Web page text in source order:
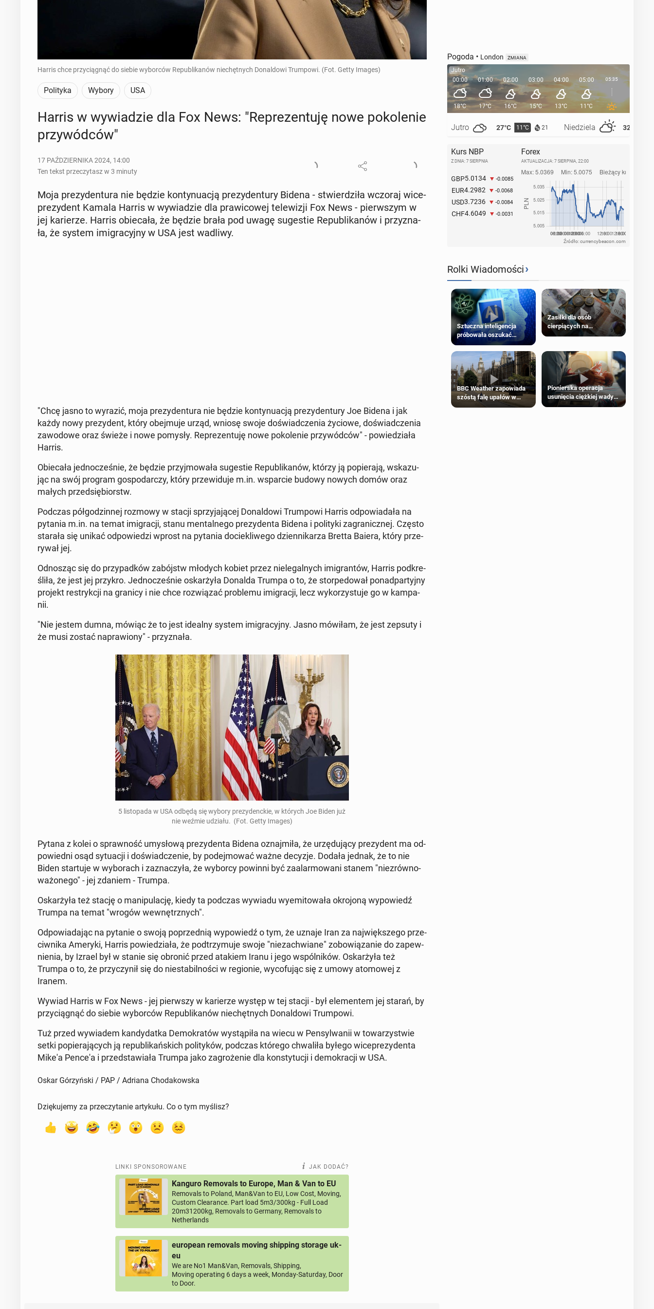
Harris chce przyciągnąć do siebie wyborców Republikanów niechętnych Donaldowi Trumpowi. (Fot. Getty Images)
Polityka Wybory USA
Harris w wy­wia­dzie dla Fox News: "Re­pre­zen­tu­ję nowe po­ko­le­nie
przy­wód­ców"
17 PAŹDZIERNIKA 2024, 14:00
Ten tekst przeczytasz w 3 minuty
Moja pre­zy­den­tu­ra nie będzie kon­ty­nu­acją pre­zy­den­tu­ry Bidena - stwier­dzi­ła wczoraj wi­ce­
pre­zy­dent Kamala Harris w wy­wia­dzie dla pra­wi­co­wej te­le­wi­zji Fox News - pierw­szym w
jej ka­rie­rze. Harris obie­ca­ła, że będzie brała pod uwagę su­ge­stie Re­pu­bli­ka­nów i przy­zna­
ła, że system imi­gra­cyj­ny w USA jest wadliwy.
"Chcę jasno to wyrazić, moja pre­zy­den­tu­ra nie będzie kon­ty­nu­acją pre­zy­den­tu­ry Joe Bidena i jak
każdy nowy pre­zy­dent, który obej­mu­je urząd, wniosę swoje do­świad­cze­nia życiowe, do­świad­cze­nia
za­wo­do­we oraz świeże i nowe pomysły. Re­pre­zen­tu­ję nowe po­ko­le­nie przy­wód­ców" - po­wie­dzia­ła
Harris.
Obie­ca­ła jed­no­cze­śnie, że będzie przyj­mo­wa­ła su­ge­stie Re­pu­bli­ka­nów, którzy ją po­pie­ra­ją, wska­zu­
jąc na swój program go­spo­dar­czy, który prze­wi­du­je m.in. wspar­cie budowy nowych domów oraz
małych przed­się­biorstw.
Podczas pół­go­dzin­nej rozmowy w stacji sprzy­ja­ją­cej Do­nal­do­wi Trum­po­wi Harris od­po­wia­da­ła na
pytania m.in. na temat imi­gra­cji, stanu men­tal­ne­go pre­zy­den­ta Bidena i po­li­ty­ki za­gra­nicz­nej. Często
starała się unikać od­po­wie­dzi wprost na pytania do­cie­kli­we­go dzien­ni­ka­rza Bretta Baiera, który prze­
ry­wał jej.
Od­no­sząc się do przy­pad­ków za­bójstw młodych kobiet przez nie­le­gal­nych imi­gran­tów, Harris pod­kre­
śli­ła, że jest jej przykro. Jed­no­cze­śnie oskar­ży­ła Donalda Trumpa o to, że stor­pe­do­wał po­nad­par­tyj­ny
projekt re­stryk­cji na granicy i nie chce roz­wią­zać pro­ble­mu imi­gra­cji, lecz wy­ko­rzy­stu­je go w kam­pa­
nii.
"Nie jestem dumna, mówiąc że to jest idealny system imi­gra­cyj­ny. Jasno mówiłam, że jest zepsuty i
że musi zostać na­pra­wio­ny" - przy­zna­ła.
5 li­sto­pa­da w USA odbędą się wybory pre­zy­denc­kie, w których Joe Biden już
nie weźmie udziału. (Fot. Getty Images)
Pytana z kolei o spraw­ność umy­sło­wą pre­zy­den­ta Bidena oznaj­mi­ła, że urzę­du­ją­cy pre­zy­dent ma od­
po­wied­ni osąd sy­tu­acji i do­świad­cze­nie, by po­dej­mo­wać ważne decyzje. Dodała jednak, że to nie
Biden star­tu­je w wy­bo­rach i za­zna­czy­ła, że wyborcy powinni być za­alar­mo­wa­ni stanem "nie­zrów­no­
wa­żo­ne­go" - jej zdaniem - Trumpa.
Oskar­ży­ła też stację o ma­ni­pu­la­cję, kiedy ta podczas wywiadu wy­emi­to­wa­ła okro­jo­ną wy­po­wiedź
Trumpa na temat "wrogów we­wnętrz­nych".
Od­po­wia­da­jąc na pytanie o swoją po­przed­nią wy­po­wiedź o tym, że uznaje Iran za naj­więk­sze­go prze­
ciw­ni­ka Ameryki, Harris po­wie­dzia­ła, że pod­trzy­mu­je swoje "nie­za­chwia­ne" zo­bo­wią­za­nie do za­pew­
nie­nia, by Izrael był w stanie się obronić przed atakiem Iranu i jego wspól­ni­ków. Oskar­ży­ła też
Trumpa o to, że przy­czy­nił się do nie­sta­bil­no­ści w re­gio­nie, wy­co­fu­jąc się z umowy ato­mo­wej z
Iranem.
Wywiad Harris w Fox News - jej pierw­szy w ka­rie­rze występ w tej stacji - był ele­men­tem jej starań, by
przy­cią­gnąć do siebie wy­bor­ców Re­pu­bli­ka­nów nie­chęt­nych Do­nal­do­wi Trum­po­wi.
Tuż przed wy­wia­dem kan­dy­dat­ka De­mo­kra­tów wy­stą­pi­ła na wiecu w Pen­syl­wa­nii w to­wa­rzy­stwie
setki po­pie­ra­ją­cych ją re­pu­bli­kań­skich po­li­ty­ków, podczas którego chwa­li­ła byłego wi­ce­pre­zy­den­ta
Mike'a Pence'a i przed­sta­wia­ła Trumpa jako za­gro­że­nie dla kon­sty­tu­cji i de­mo­kra­cji w USA.
Oskar Górzyński / PAP / Adriana Chodakowska
Dziękujemy za przeczytanie artykułu. Co o tym myślisz?
LINKI SPONSOROWANE JAK DODAĆ?
Kanguro Removals to Europe, Man & Van to EU
Removals to Poland, Man&Van to EU, Low Cost, Moving,
Custom Clearance. Part load 5m3/300kg - Full Load
20m31200kg, Removals to Germany, Removals to
Netherlands
european removals moving shipping storage uk-
eu
We are No1 Man&Van, Removals, Shipping,
Moving operating 6 days a week, Monday-Saturday, Door
to Door.
Pogoda • London ZMIANA
Jutro
00:00
18°C
Jutro 27°C 11°C 21 Niedziela 32°C
01:00
17°C
02:00
16°C
03:00
15°C
04:00
13°C
05:00
11°C
05:35 06:00
Kurs NBP
Z DNIA: 7 SIERPNIA
GBP5.0134 -0.0085
EUR4.2982 -0.0068
USD3.7236 -0.0084
CHF4.6049 -0.0031
Forex
AKTUALIZACJA: 7 SIERPNIA, 22:00
Źródło: currencybeacon.com
Rolki Wiadomości›
Sztuczna inteligencja
próbowała oszukać
człowieka
Zasiłki dla osób
cierpiących na
schorzenia psychiczne
BBC Weather zapowiada
szóstą falę upałów w
Londynie
Pionierska operacja
usunięcia ciężkiej wady
wrodzonej płodu w łonie